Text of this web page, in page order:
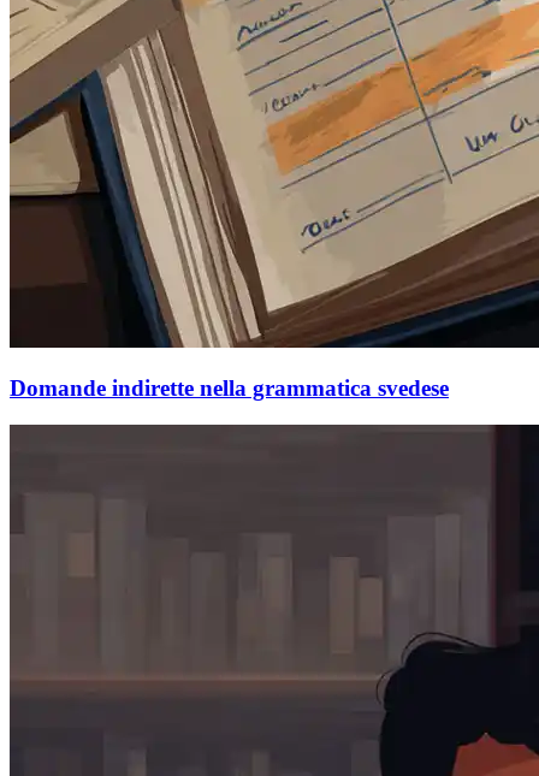
Domande indirette nella grammatica svedese